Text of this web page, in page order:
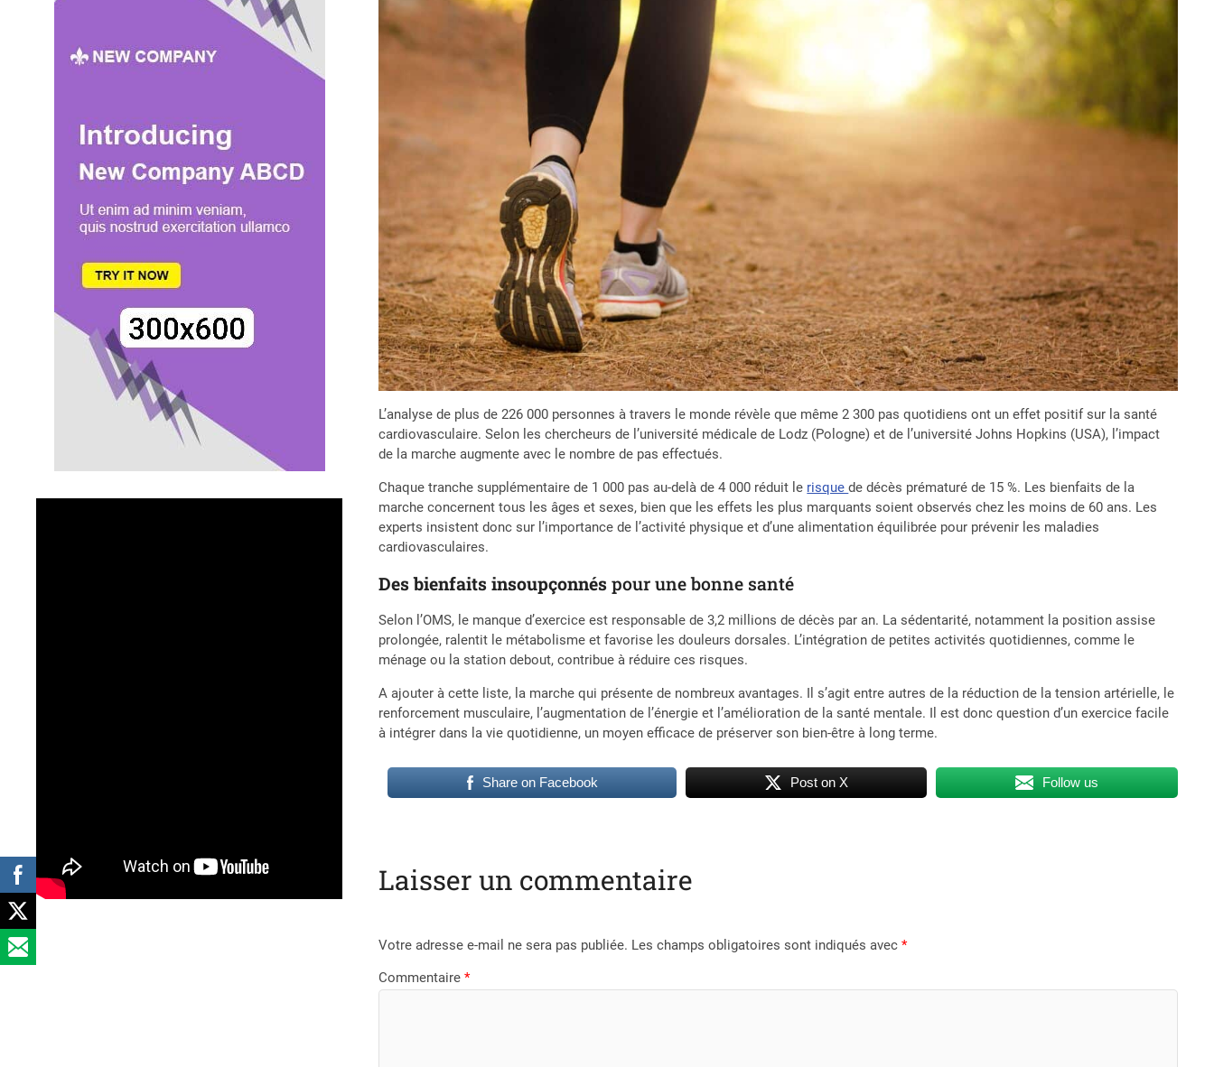
L’analyse de plus de 226 000 personnes à travers le monde révèle que même 2 300 pas quotidiens ont un effet positif sur la santé
cardiovasculaire. Selon les chercheurs de l’université médicale de Lodz (Pologne) et de l’université Johns Hopkins (USA), l’impact
de la marche augmente avec le nombre de pas effectués.
Chaque tranche supplémentaire de 1 000 pas au-delà de 4 000 réduit le risquede décès prématuré de 15 %. Les bienfaits de la
marche concernent tous les âges et sexes, bien que les effets les plus marquants soient observés chez les moins de 60 ans. Les
experts insistent donc sur l’importance de l’activité physique et d’une alimentation équilibrée pour prévenir les maladies
cardiovasculaires.
Des bienfaits insoupçonnés pour une bonne santé
Selon l’OMS, le manque d’exercice est responsable de 3,2 millions de décès par an. La sédentarité, notamment la position assise
prolongée, ralentit le métabolisme et favorise les douleurs dorsales. L’intégration de petites activités quotidiennes, comme le
ménage ou la station debout, contribue à réduire ces risques.
A ajouter à cette liste, la marche qui présente de nombreux avantages. Il s’agit entre autres de la réduction de la tension artérielle, le
renforcement musculaire, l’augmentation de l’énergie et l’amélioration de la santé mentale. Il est donc question d’un exercice facile
à intégrer dans la vie quotidienne, un moyen efficace de préserver son bien-être à long terme.
Share on Facebook Post on X Follow us
Laisser un commentaire
Votre adresse e-mail ne sera pas publiée. Les champs obligatoires sont indiqués avec*
Commentaire*